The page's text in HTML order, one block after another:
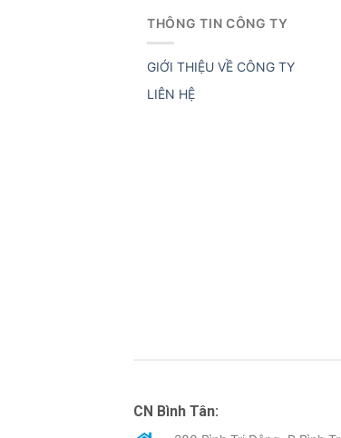
THÔNG TIN CÔNG TY
GIỚI THIỆU VỀ CÔNG TY
LIÊN HỆ
CN Bình Tân: